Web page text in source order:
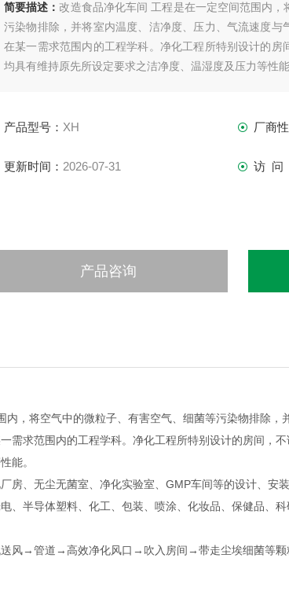
简要描述： 改造食品净化车间 工程是在一定空间范围内
污染物排除，并将室内温度、洁净度、压力、气流速度与
在某一需求范围内的工程学科。净化工程所特别设计的房
均具有维持原先所设定要求之洁净度、温湿度及压力等性能
产品型号： XH 厂商性
更新时间： 2026-07-31 访 问
产品咨询
内，将空气中的微粒子、有害空气、细菌等污染物排除，
需求范围内的工程学科。净化工程所特别设计的房间，
能。
、无尘无菌室、净化实验室、GMP车间等的设计、安装
、半导体塑料、化工、包装、喷涂、化妆品、保健品、科
→管道→高效净化风口→吹入房间→带走尘埃细菌等颗